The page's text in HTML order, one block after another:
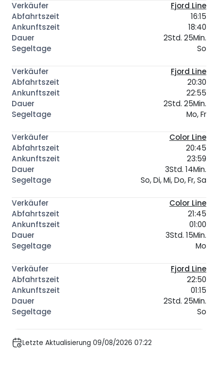
Fjord Line
16:15
18:40
2Std. 25Min.
So
Fjord Line
20:30
22:55
2Std. 25Min.
Mo, Fr
Color Line
20:45
23:59
3Std. 14Min.
So, Di, Mi, Do, Fr, Sa
Color Line
21:45
01:00
3Std. 15Min.
Mo
Fjord Line
22:50
01:15
2Std. 25Min.
So
Letzte Aktualisierung 09/08/2026 07:22